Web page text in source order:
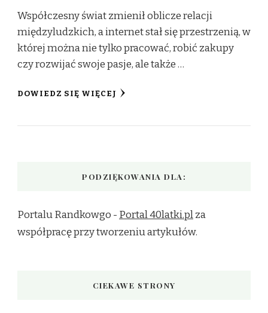
Współczesny świat zmienił oblicze relacji
międzyludzkich, a internet stał się przestrzenią, w
której można nie tylko pracować, robić zakupy
czy rozwijać swoje pasje, ale także …
DOWIEDZ SIĘ WIĘCEJ
PODZIĘKOWANIA DLA:
Portalu Randkowgo - Portal 40latki.plza
współpracę przy tworzeniu artykułów.
CIEKAWE STRONY